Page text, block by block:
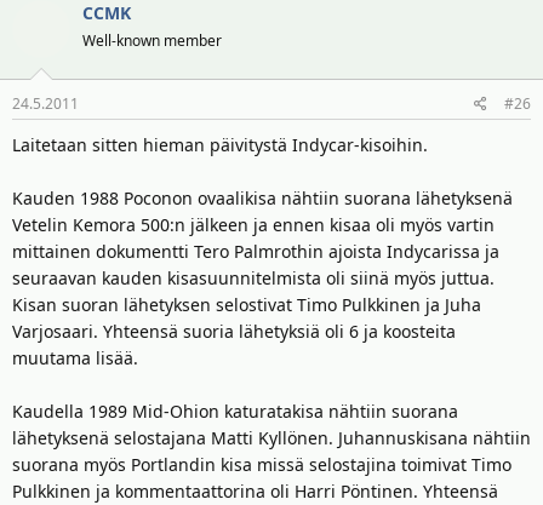
CCMK
Well-known member
24.5.2011 #26
Laitetaan sitten hieman päivitystä Indycar-kisoihin.
Kauden 1988 Poconon ovaalikisa nähtiin suorana lähetyksenä
Vetelin Kemora 500:n jälkeen ja ennen kisaa oli myös vartin
mittainen dokumentti Tero Palmrothin ajoista Indycarissa ja
seuraavan kauden kisasuunnitelmista oli siinä myös juttua.
Kisan suoran lähetyksen selostivat Timo Pulkkinen ja Juha
Varjosaari. Yhteensä suoria lähetyksiä oli 6 ja koosteita
muutama lisää.
Kaudella 1989 Mid-Ohion katuratakisa nähtiin suorana
lähetyksenä selostajana Matti Kyllönen. Juhannuskisana nähtiin
suorana myös Portlandin kisa missä selostajina toimivat Timo
Pulkkinen ja kommentaattorina oli Harri Pöntinen. Yhteensä